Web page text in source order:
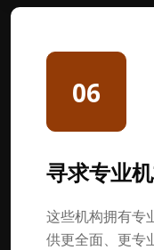
06
寻求专业
这些机构拥有专
供更全面、更专